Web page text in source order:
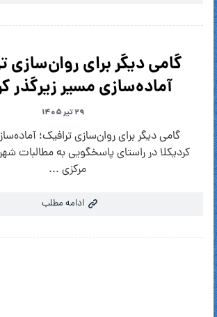
گامی دیگر برای روان‌سازی
آماده‌سازی مسیر زیرگذر
۲۹ تیر ۱۴۰۵
گامی دیگر برای روان‌سازی ترافیک؛
کردیکلا در راستای پاسخگویی به مطالبات
مرکزی ...
ادامه مطلب